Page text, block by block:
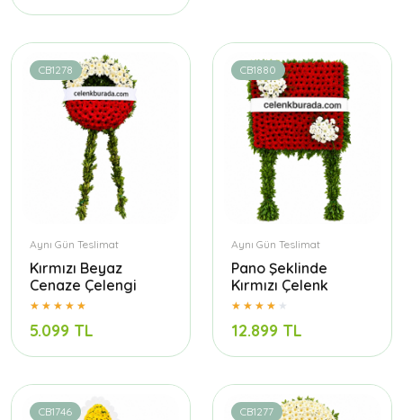
CB1278
Aynı Gün Teslimat
Kırmızı Beyaz
Cenaze Çelengi
5.099 TL
CB1880
Aynı Gün Teslimat
Pano Şeklinde
Kırmızı Çelenk
12.899 TL
CB1746 CB1277